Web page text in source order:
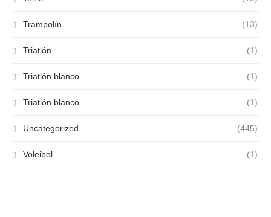
Trampolín (13)
Triatlón (1)
Triatlón blanco (1)
Triatlón blanco (1)
Uncategorized (445)
Voleibol (1)